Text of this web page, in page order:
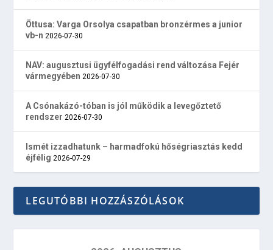
Öttusa: Varga Orsolya csapatban bronzérmes a junior
vb-n 2026-07-30
NAV: augusztusi ügyfélfogadási rend változása Fejér
vármegyében 2026-07-30
A Csónakázó-tóban is jól működik a levegőztető
rendszer 2026-07-30
Ismét izzadhatunk – harmadfokú hőségriasztás kedd
éjfélig 2026-07-29
LEGUTÓBBI HOZZÁSZÓLÁSOK